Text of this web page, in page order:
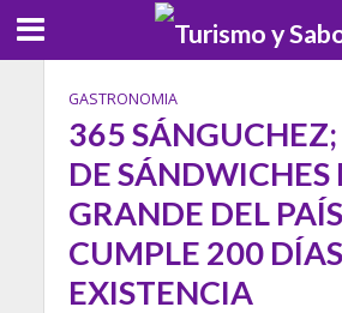
GASTRONOMIA
365
DE SÁNDWICHES
GRANDE DEL PAÍS
CUMPLE 200
EXISTENCIA